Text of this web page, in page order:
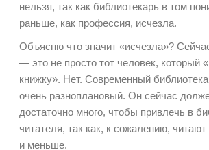
нельзя, так как библиотекарь в том
раньше, как профессия, исчезла.
Объясню что значит «исчезла»?
— это не просто тот человек, который
книжку». Нет. Современный
очень разноплановый. Он сейчас
достаточно много, чтобы привлечь в
читателя, так как, к сожалению,
и меньше.